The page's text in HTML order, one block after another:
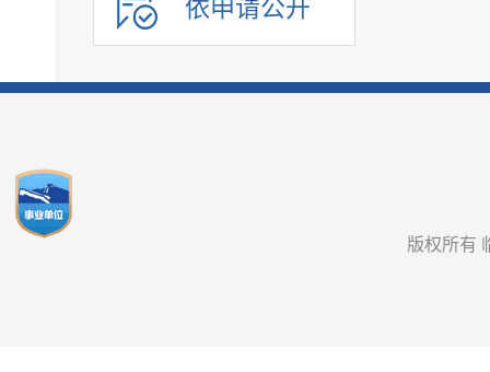
依申请公开
版权所有